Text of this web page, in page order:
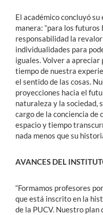
El académico concluyó
manera: “para los
responsabilidad la
individualidades para
iguales. Volver a
tiempo de nuestra
el sentido de las cosas.
proyecciones hacia el
naturaleza y la sociedad,
cargo de la conciencia de
espacio y tiempo
nada menos que su
AVANCES DEL
“Formamos profesores
que está inscrito en la
de la PUCV. Nuestro